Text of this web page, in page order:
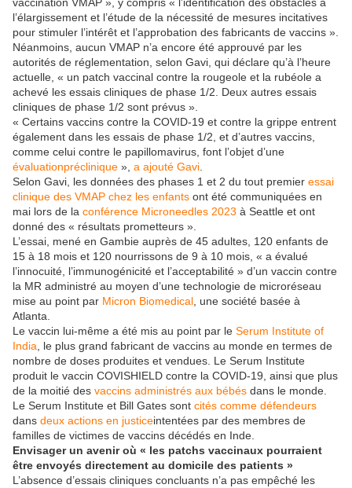
l’élargissement et l’étude de la nécessité de mesures incitatives
pour stimuler l’intérêt et l’approbation des fabricants de vaccins ».
Néanmoins, aucun VMAP n’a encore été approuvé par les
autorités de réglementation, selon Gavi, qui déclare qu’à l’heure
actuelle, « un patch vaccinal contre la rougeole et la rubéole a
achevé les essais cliniques de phase 1/2. Deux autres essais
cliniques de phase 1/2 sont prévus ».
« Certains vaccins contre la COVID-19 et contre la grippe entrent
également dans les essais de phase 1/2, et d’autres vaccins,
comme celui contre le papillomavirus, font l’objet d’une
évaluationpréclinique », a ajouté Gavi
Selon Gavi, les données des phases 1 et 2 du tout premier essai
clinique des VMAP chez les enfants ont été communiquées en
mai lors de la conférence Microneedles 2023 à Seattle et ont
donné des « résultats prometteurs ».
L’essai, mené en Gambie auprès de 45 adultes, 120 enfants de
15 à 18 mois et 120 nourrissons de 9 à 10 mois, « a évalué
l’innocuité, l’immunogénicité et l’acceptabilité » d’un vaccin contre
la MR administré au moyen d’une technologie de microréseau
mise au point par Micron Biomedical , une société basée à
Atlanta.
Le vaccin lui-même a été mis au point par le Serum Institute of
India , le plus grand fabricant de vaccins au monde en termes de
nombre de doses produites et vendues. Le Serum Institute
produit le vaccin COVISHIELD contre la COVID-19, ainsi que plus
de la moitié des vaccins administrés aux bébés dans le monde.
Le Serum Institute et Bill Gates sont cités comme défendeurs
dans deux actions en justiceintentées par des membres de
familles de victimes de vaccins décédés en Inde.
Envisager un avenir où « les patchs vaccinaux pourraient
être envoyés directement au domicile des patients »
L’absence d’essais cliniques concluants n’a pas empêché les